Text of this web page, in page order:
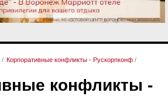
/ Корпоративные конфликты - Рускорпконф /
конфликты -